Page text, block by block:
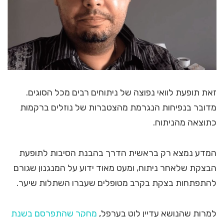
זאת תופעת לוואי נפוצה של ניתוחים רבים מכל הסוגים.
מדובר בנפיחות הנגרמת מהצטברות של נוזלים ברקמות
כתוצאה מהניתוח.
המדע נמצא רק בראשית הדרך בהבנת הסיבות לתופעת
הבצקת שלאחר ניתוח, ומעט מאוד ידוע על המנגנון שגורם
להתפתחות בצקת בקרב מטופלים שעברו השתלות שיער.
למרות שהנושא עדיין לוט בערפל, מחקר שהתפרסם בשנת